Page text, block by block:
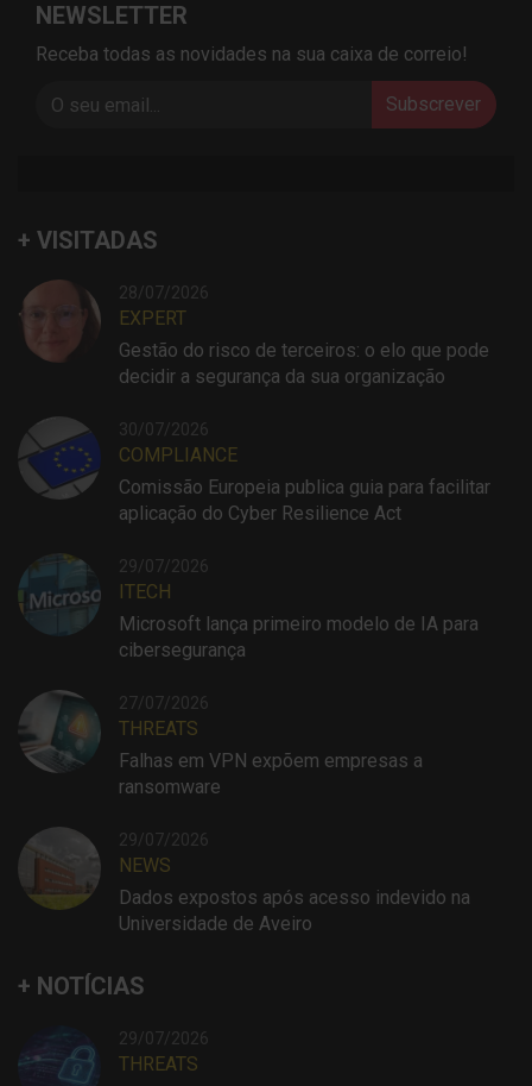
NEWSLETTER
Receba todas as novidades na sua caixa de correio!
Subscrever
+ VISITADAS
28/07/2026
EXPERT
Gestão do risco de terceiros: o elo que pode
decidir a segurança da sua organização
30/07/2026
COMPLIANCE
Comissão Europeia publica guia para facilitar
aplicação do Cyber Resilience Act
29/07/2026
ITECH
Microsoft lança primeiro modelo de IA para
cibersegurança
27/07/2026
THREATS
Falhas em VPN expõem empresas a
ransomware
29/07/2026
NEWS
Dados expostos após acesso indevido na
Universidade de Aveiro
+ NOTÍCIAS
29/07/2026
THREATS